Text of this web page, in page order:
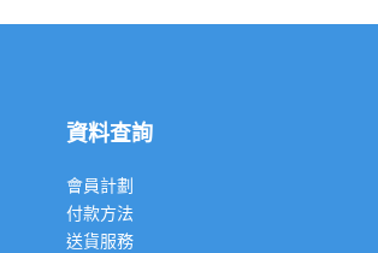
資料查詢
會員計劃
付款方法
送貨服務